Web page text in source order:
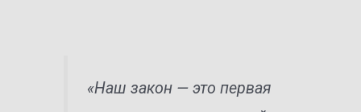
«Наш закон — это первая